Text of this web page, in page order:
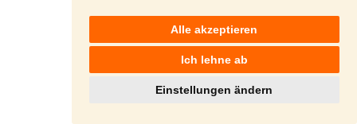
Alle akzeptieren
Ich lehne ab
Einstellungen ändern